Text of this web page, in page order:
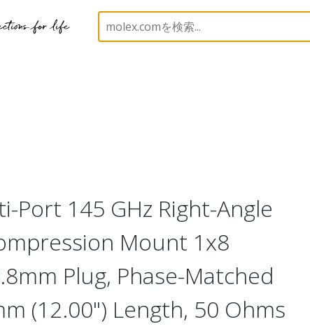
RF Cable Assemblies 73232 732320571
Port 145 GHz Right-Angle
Mount 1x8
Plug, Phase-Matched
(12.00") Length, 50 Ohms